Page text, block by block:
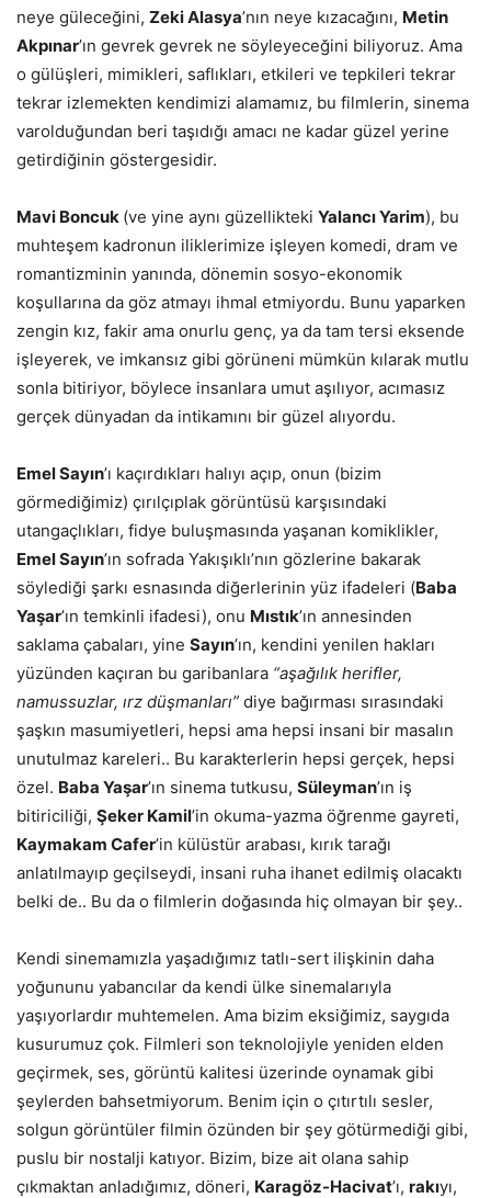
neye güleceğini, Zeki Alasya’nın neye kızacağını, Metin
Akpınar’ın gevrek gevrek ne söyleyeceğini biliyoruz. Ama
o gülüşleri, mimikleri, saflıkları, etkileri ve tepkileri tekrar
tekrar izlemekten kendimizi alamamız, bu filmlerin, sinema
varolduğundan beri taşıdığı amacı ne kadar güzel yerine
getirdiğinin göstergesidir.
Mavi Boncuk (ve yine aynı güzellikteki Yalancı Yarim), bu
muhteşem kadronun iliklerimize işleyen komedi, dram ve
romantizminin yanında, dönemin sosyo-ekonomik
koşullarına da göz atmayı ihmal etmiyordu. Bunu yaparken
zengin kız, fakir ama onurlu genç, ya da tam tersi eksende
işleyerek, ve imkansız gibi görüneni mümkün kılarak mutlu
sonla bitiriyor, böylece insanlara umut aşılıyor, acımasız
gerçek dünyadan da intikamını bir güzel alıyordu.
Emel Sayın’ı kaçırdıkları halıyı açıp, onun (bizim
görmediğimiz) çırılçıplak görüntüsü karşısındaki
utangaçlıkları, fidye buluşmasında yaşanan komiklikler,
Emel Sayın’ın sofrada Yakışıklı’nın gözlerine bakarak
söylediği şarkı esnasında diğerlerinin yüz ifadeleri (Baba
Yaşar’ın temkinli ifadesi), onu Mıstık’ın annesinden
saklama çabaları, yine Sayın’ın, kendini yenilen hakları
yüzünden kaçıran bu garibanlara “aşağılık herifler,
namussuzlar, ırz düşmanları” diye bağırması sırasındaki
şaşkın masumiyetleri, hepsi ama hepsi insani bir masalın
unutulmaz kareleri.. Bu karakterlerin hepsi gerçek, hepsi
özel. Baba Yaşar’ın sinema tutkusu, Süleyman’ın iş
bitiriciliği, Şeker Kamil’in okuma-yazma öğrenme gayreti,
Kaymakam Cafer’in külüstür arabası, kırık tarağı
anlatılmayıp geçilseydi, insani ruha ihanet edilmiş olacaktı
belki de.. Bu da o filmlerin doğasında hiç olmayan bir şey..
Kendi sinemamızla yaşadığımız tatlı-sert ilişkinin daha
yoğununu yabancılar da kendi ülke sinemalarıyla
yaşıyorlardır muhtemelen. Ama bizim eksiğimiz, saygıda
kusurumuz çok. Filmleri son teknolojiyle yeniden elden
geçirmek, ses, görüntü kalitesi üzerinde oynamak gibi
şeylerden bahsetmiyorum. Benim için o çıtırtılı sesler,
solgun görüntüler filmin özünden bir şey götürmediği gibi,
puslu bir nostalji katıyor. Bizim, bize ait olana sahip
çıkmaktan anladığımız, döneri, Karagöz-Hacivat’ı, rakıyı,